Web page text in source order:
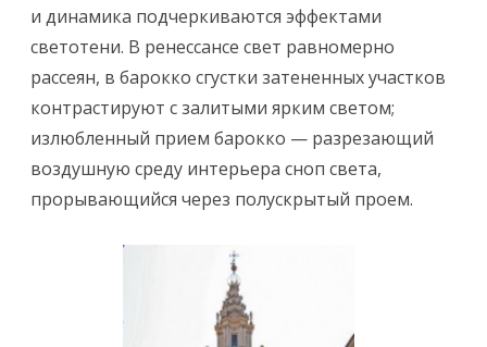
и динамика подчерки­ваются эффектами
светотени. В ренессансе свет равномерно
рассеян, в ба­рокко сгустки затененных участков
контрастируют с залитыми ярким светом;
излюбленный прием барокко — разрезающий
воздушную среду интерьера сноп света,
прорывающийся через полускрытый проем.